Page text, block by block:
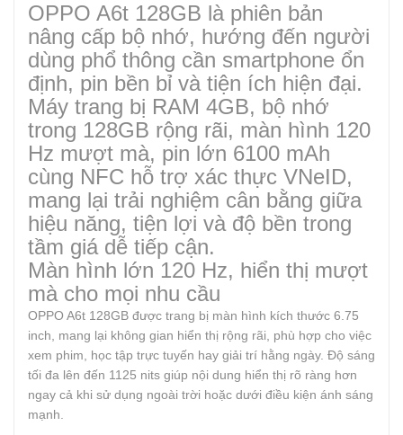
OPPO A6t 128GB là phiên bản
nâng cấp bộ nhớ, hướng đến người
dùng phổ thông cần smartphone ổn
định, pin bền bỉ và tiện ích hiện đại.
Máy trang bị RAM 4GB, bộ nhớ
trong 128GB rộng rãi, màn hình 120
Hz mượt mà, pin lớn 6100 mAh
cùng NFC hỗ trợ xác thực VNeID,
mang lại trải nghiệm cân bằng giữa
hiệu năng, tiện lợi và độ bền trong
tầm giá dễ tiếp cận.
Màn hình lớn 120 Hz, hiển thị mượt
mà cho mọi nhu cầu
OPPO A6t 128GB được trang bị màn hình kích thước 6.75
inch, mang lại không gian hiển thị rộng rãi, phù hợp cho việc
xem phim, học tập trực tuyến hay giải trí hằng ngày. Độ sáng
tối đa lên đến 1125 nits giúp nội dung hiển thị rõ ràng hơn
ngay cả khi sử dụng ngoài trời hoặc dưới điều kiện ánh sáng
mạnh.